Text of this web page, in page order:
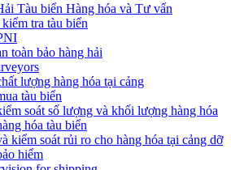
Tàu biển Hàng hóa và Tư vấn
tra tàu biển
toàn bảo hàng hải
lượng hàng hóa tại cảng
tàu biển
soát số lượng và khối lượng hàng hóa
hóa tàu biển
kiểm soát rủi ro cho hàng hóa tại cảng dỡ
hiểm